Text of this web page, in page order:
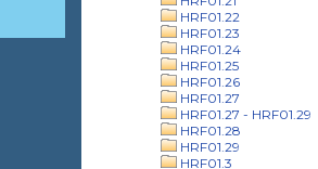
HRF01.22
HRF01.23
HRF01.24
HRF01.25
HRF01.26
HRF01.27
HRF01.27 - HRF01.29
HRF01.28
HRF01.29
HRF01.3